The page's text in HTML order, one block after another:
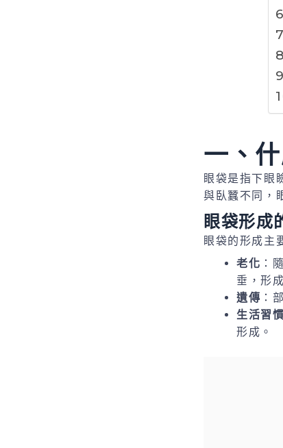
一、
眼袋是指下眼
與臥蠶不同，
眼袋形成
眼袋的形成主
老化 ：
垂，形
遺傳 ：
生活習慣
形成。